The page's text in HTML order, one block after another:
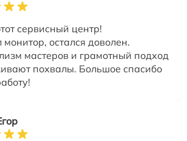
сервисный центр!
остался доволен.
мастеров и грамотный подход
похвалы. Большое спасибо